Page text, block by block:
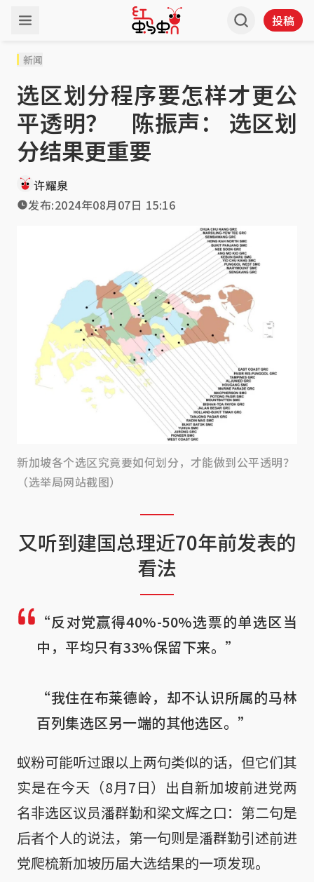
投稿
新闻
选区划分程序要怎样才更公
平透明？ 陈振声： 选区划
分结果更重要
许耀泉
发布:2024年08月07日 15:16
新加坡各个选区究竟要如何划分，才能做到公平透明？
（选举局网站截图）
又听到建国总理近70年前发表的
看法
“反对党赢得40%-50%选票的单选区当
中，平均只有33%保留下来。”
“我住在布莱德岭，却不认识所属的马林
百列集选区另一端的其他选区。”
蚁粉可能听过跟以上两句类似的话，但它们其
实是在今天（8月7日）出自新加坡前进党两
名非选区议员潘群勤和梁文辉之口：第二句是
后者个人的说法，第一句则是潘群勤引述前进
党爬梳新加坡历届大选结果的一项发现。